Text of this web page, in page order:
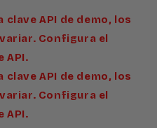
clave API de demo, los
Configura el
API.
clave API de demo, los
Configura el
API.